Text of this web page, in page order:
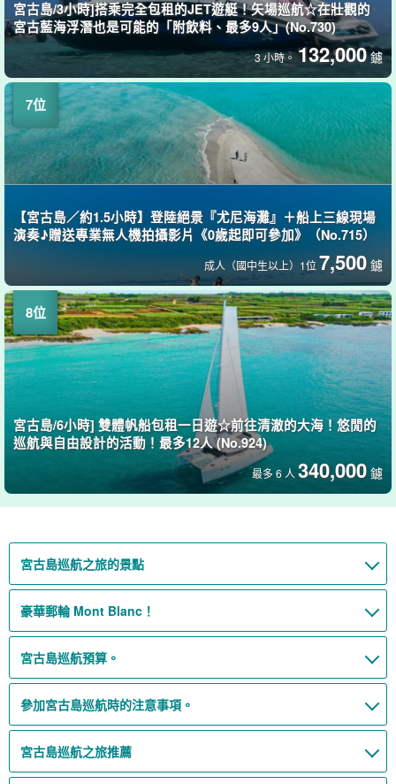
宮古島/3小時]搭乘完全包租的JET遊艇！矢場巡航☆在壯觀的
宮古藍海浮潛也是可能的「附飲料、最多9人」(No.730)
3 小時。132,000 鑢
【宮古島／約1.5小時】登陸絕景『尤尼海灘』＋船上三線現場
演奏♪贈送專業無人機拍攝影片《0歲起即可參加》（No.715）
成人（國中生以上）1位 7,500 鑢
宮古島/6小時] 雙體帆船包租一日遊☆前往清澈的大海！悠閒的
巡航與自由設計的活動！最多12人 (No.924)
最多 6 人 340,000 鑢
宮古島巡航之旅的景點
豪華郵輪 Mont Blanc！
宮古島巡航預算。
參加宮古島巡航時的注意事項。
宮古島巡航之旅推薦